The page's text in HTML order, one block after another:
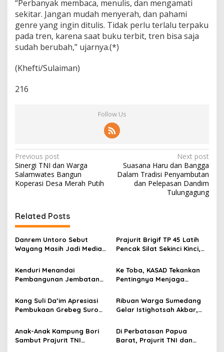
“Perbanyak membaca, menulis, dan mengamati
sekitar. Jangan mudah menyerah, dan pahami
genre yang ingin ditulis. Tidak perlu terlalu terpaku
pada tren, karena saat buku terbit, tren bisa saja
sudah berubah,” ujarnya.(*)
(Khefti/Sulaiman)
216
Follow Us
P
o
s
n
a
v
g
a
t
i
o
n
Previous post
Sinergi TNI dan Warga
Salamwates Bangun
Koperasi Desa Merah Putih
Next post
Suasana Haru dan Bangga
Dalam Tradisi Penyambutan
dan Pelepasan Dandim
Tulungagung
Related Posts
Danrem Untoro Sebut
Wayang Masih Jadi Media
Kebangsaan
Prajurit Brigif TP 45 Latih
Pencak Silat Sekinci Kinci,
Budaya Lampung
Kenduri Menandai
Pembangunan Jembatan
Warga Sananwetan
Ke Toba, KASAD Tekankan
Pentingnya Menjaga
Mempererat Persaudaraan
Kang ​Suli Da’im Apresiasi
Pembukaan Grebeg Suro
Alun-Alun Ponorogo
Ribuan Warga Sumedang
Gelar Istighotsah Akbar,
Gunung Tampomas
Anak-Anak Kampung Bori
Sambut Prajurit TNI
Di Perbatasan Papua
Barat, Prajurit TNI dan